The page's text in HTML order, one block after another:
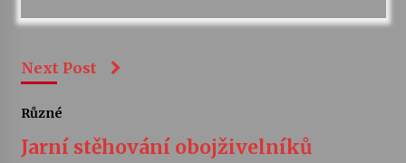
Next Post
Různé
Jarní stěhování obojživelníků